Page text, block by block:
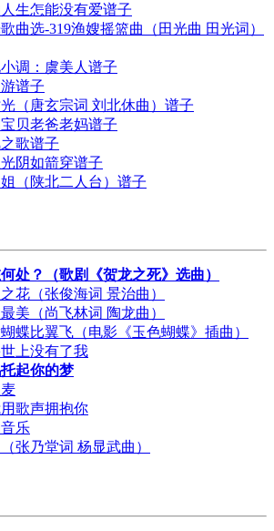
生怎能没有爱谱子
曲选-319渔嫂摇篮曲（田光曲 田光词）
调：虞美人谱子
谱子
（唐玄宗词 刘北休曲）谱子
贝老爸老妈谱子
歌谱子
阴如箭穿谱子
（陕北二人台）谱子
处？（歌剧《贺龙之死》选曲）
花（张俊海词 景治曲）
美（尚飞林词 陶龙曲）
蝶比翼飞（电影《玉色蝴蝶》插曲）
上没有了我
起你的梦
歌声拥抱你
乐
张乃堂词 杨显武曲）